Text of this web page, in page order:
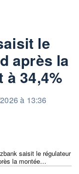
le
après la
34,4%
à 13:36
saisit le régulateur
la montée
34,4%